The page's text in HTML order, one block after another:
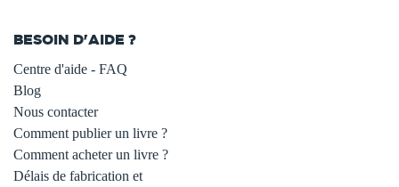
BESOIN D'AIDE ?
Centre d'aide - FAQ
Blog
Nous contacter
Comment publier un livre ?
Comment acheter un livre ?
Délais de fabrication et